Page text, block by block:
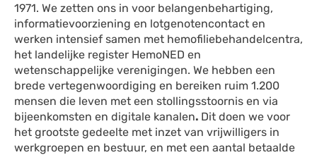
1971. We zetten ons in voor belangenbehartiging,
informatievoorziening en lotgenotencontact en
werken intensief samen met hemofiliebehandelcentra,
het landelijke register HemoNED en
wetenschappelijke verenigingen. We hebben een
brede vertegenwoordiging en bereiken ruim 1.200
mensen die leven met een stollingsstoornis en via
bijeenkomsten en digitale kanalen. Dit doen we voor
het grootste gedeelte met inzet van vrijwilligers in
werkgroepen en bestuur, en met een aantal betaalde